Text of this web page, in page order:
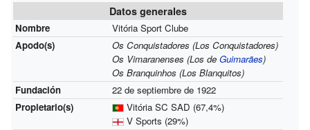
Datos generales
Nombre
Vitória Sport Clube
Apodo(s)
Os Conquistadores (Los Conquistadores)
Os Vimaranenses (Los de Guimarães)
Os Branquinhos (Los Blanquitos)
Fundación
22 de septiembre de 1922
Propietario(s)
Vitória SC SAD (67,4%)
V Sports (29%)